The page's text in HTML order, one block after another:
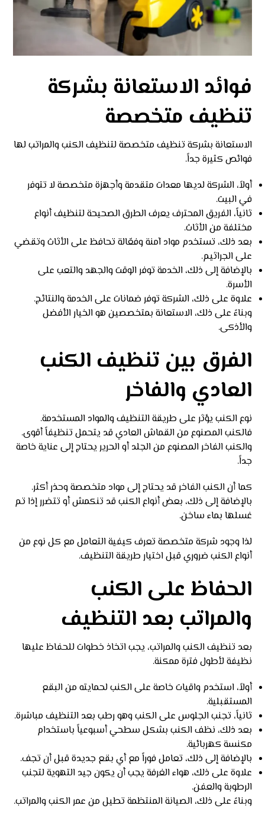
فوائد الاستعانة بشركة
تنظيف متخصصة
الاستعانة بشركة تنظيف متخصصة لتنظيف الكنب والمراتب لها
فوائص كثيرة جداً.
أولاً، الشركة لديها معدات متقدمة وأجهزة متخصصة لا تتوفر
في البيت.
ثانياً، الفريق المحترف يعرف الطرق الصحيحة لتنظيف أنواع
مختلفة من الأثاث.
بعد ذلك، تستخدم مواد آمنة وفعّالة تحافظ على الأثاث وتقضي
على الجراثيم.
بالإضافة إلى ذلك، الخدمة توفر الوقت والجهد والتعب على
الأسرة.
علاوة على ذلك، الشركة توفر ضمانات على الخدمة والنتائج.
وبناءً على ذلك، الاستعانة بمتخصصين هو الخيار الأفضل
والأذكى.
الفرق بين تنظيف الكنب
العادي والفاخر
نوع الكنب يؤثر على طريقة التنظيف والمواد المستخدمة.
فالكنب المصنوع من القماش العادي قد يتحمل تنظيفاً أقوى.
والكنب الفاخر المصنوع من الجلد أو الحرير يحتاج إلى عناية خاصة
جداً.
كما أن الكنب الفاخر قد يحتاج إلى مواد متخصصة وحذر أكثر.
بالإضافة إلى ذلك، بعض أنواع الكنب قد تنكمش أو تتضرر إذا تم
غسلها بماء ساخن.
لذا وجود شركة متخصصة تعرف كيفية التعامل مع كل نوع من
أنواع الكنب ضروري قبل اختيار طريقة التنظيف.
الحفاظ على الكنب
والمراتب بعد التنظيف
بعد تنظيف الكنب والمراتب، يجب اتخاذ خطوات للحفاظ عليها
نظيفة لأطول فترة ممكنة.
أولاً، استخدم واقيات خاصة على الكنب لحمايته من البقع
المستقبلية.
ثانياً، تجنب الجلوس على الكنب وهو رطب بعد التنظيف مباشرة.
بعد ذلك، نظف الكنب بشكل سطحي أسبوعياً باستخدام
مكنسة كهربائية.
بالإضافة إلى ذلك، تعامل فوراً مع أي بقع جديدة قبل أن تجف.
علاوة على ذلك، هواء الغرفة يجب أن يكون جيد التهوية لتجنب
الرطوبة والعفن.
وبناءً على ذلك، الصيانة المنتظمة تطيل من عمر الكنب والمراتب.